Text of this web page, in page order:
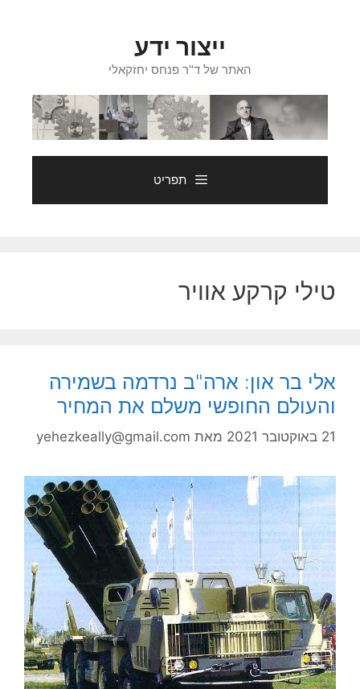
ייצור ידע
האתר של ד"ר פנחס יחזקאלי
תפריט
טילי קרקע אוויר
אלי בר און: ארה"ב נרדמה בשמירה
והעולם החופשי משלם את המחיר
21 באוקטובר 2021 מאת yehezkeally@gmail.com